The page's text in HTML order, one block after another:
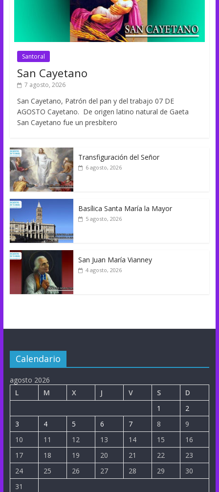
Santoral
San Cayetano
7 agosto, 2026
San Cayetano, Patrón del pan y del trabajo 07 DE
AGOSTO Cayetano. De origen latino natural de Gaeta
San Cayetano fue un presbítero
Transfiguración del Señor
6 agosto, 2026
Basílica Santa María la Mayor
5 agosto, 2026
San Juan María Vianney
4 agosto, 2026
Calendario
agosto 2026
L
M X J V S
D
1
2
3
4 5 6 7 8
9
10
11 12 13 14 15
16
17
18 19 20 21 22
23
24
25 26 27 28 29
30
31